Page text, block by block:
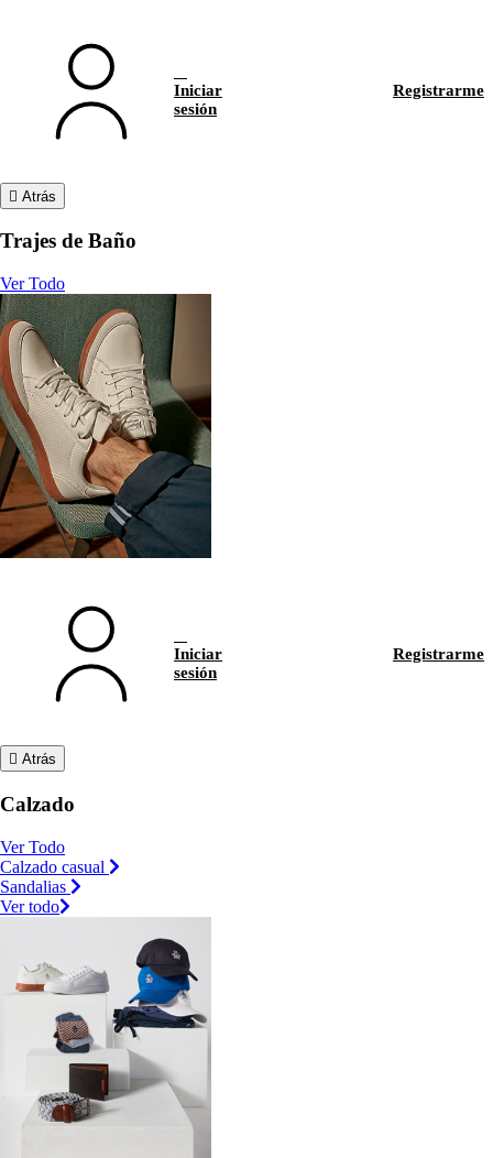
Iniciar
sesión
Registrarme
Atrás
Trajes de Baño
Ver Todo
Iniciar
sesión
Registrarme
Atrás
Calzado
Ver Todo
Calzado casual
Sandalias
Ver todo